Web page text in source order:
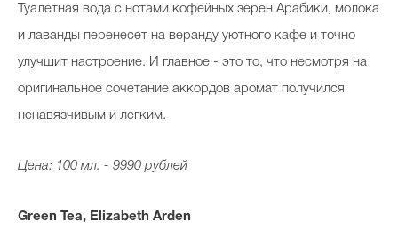
Туалетная вода с нотами кофейных зерен Арабики, молока
и лаванды перенесет на веранду уютного кафе и точно
улучшит настроение. И главное - это то, что несмотря на
оригинальное сочетание аккордов аромат получился
ненавязчивым и легким.
Цена: 100 мл. - 9990 рублей
Green Tea, Elizabeth Arden